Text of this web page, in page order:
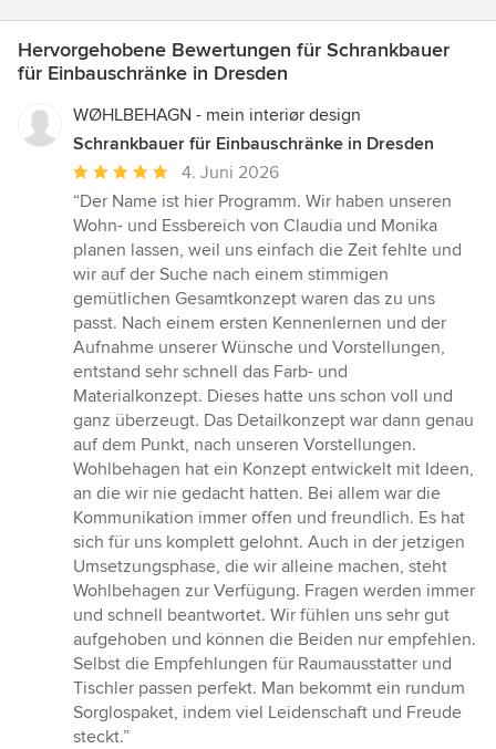
Hervorgehobene Bewertungen für Schrankbauer
für Einbauschränke in Dresden
WØHLBEHAGN - mein interiør design
Schrankbauer für Einbauschränke in Dresden
Durchschnittliche
Bewertung:
5
von
5
Sternen
4. Juni 2026
“Der Name ist hier Programm. Wir haben unseren
Wohn- und Essbereich von Claudia und Monika
planen lassen, weil uns einfach die Zeit fehlte und
wir auf der Suche nach einem stimmigen
gemütlichen Gesamtkonzept waren das zu uns
passt. Nach einem ersten Kennenlernen und der
Aufnahme unserer Wünsche und Vorstellungen,
entstand sehr schnell das Farb- und
Materialkonzept. Dieses hatte uns schon voll und
ganz überzeugt. Das Detailkonzept war dann genau
auf dem Punkt, nach unseren Vorstellungen.
Wohlbehagen hat ein Konzept entwickelt mit Ideen,
an die wir nie gedacht hatten. Bei allem war die
Kommunikation immer offen und freundlich. Es hat
sich für uns komplett gelohnt. Auch in der jetzigen
Umsetzungsphase, die wir alleine machen, steht
Wohlbehagen zur Verfügung. Fragen werden immer
und schnell beantwortet. Wir fühlen uns sehr gut
aufgehoben und können die Beiden nur empfehlen.
Selbst die Empfehlungen für Raumausstatter und
Tischler passen perfekt. Man bekommt ein rundum
Sorglospaket, indem viel Leidenschaft und Freude
steckt.”